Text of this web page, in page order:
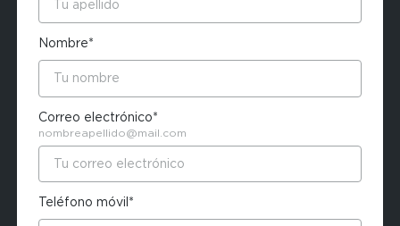
Nombre*
Correo electrónico*
nombreapellido@mail.com
Teléfono móvil*